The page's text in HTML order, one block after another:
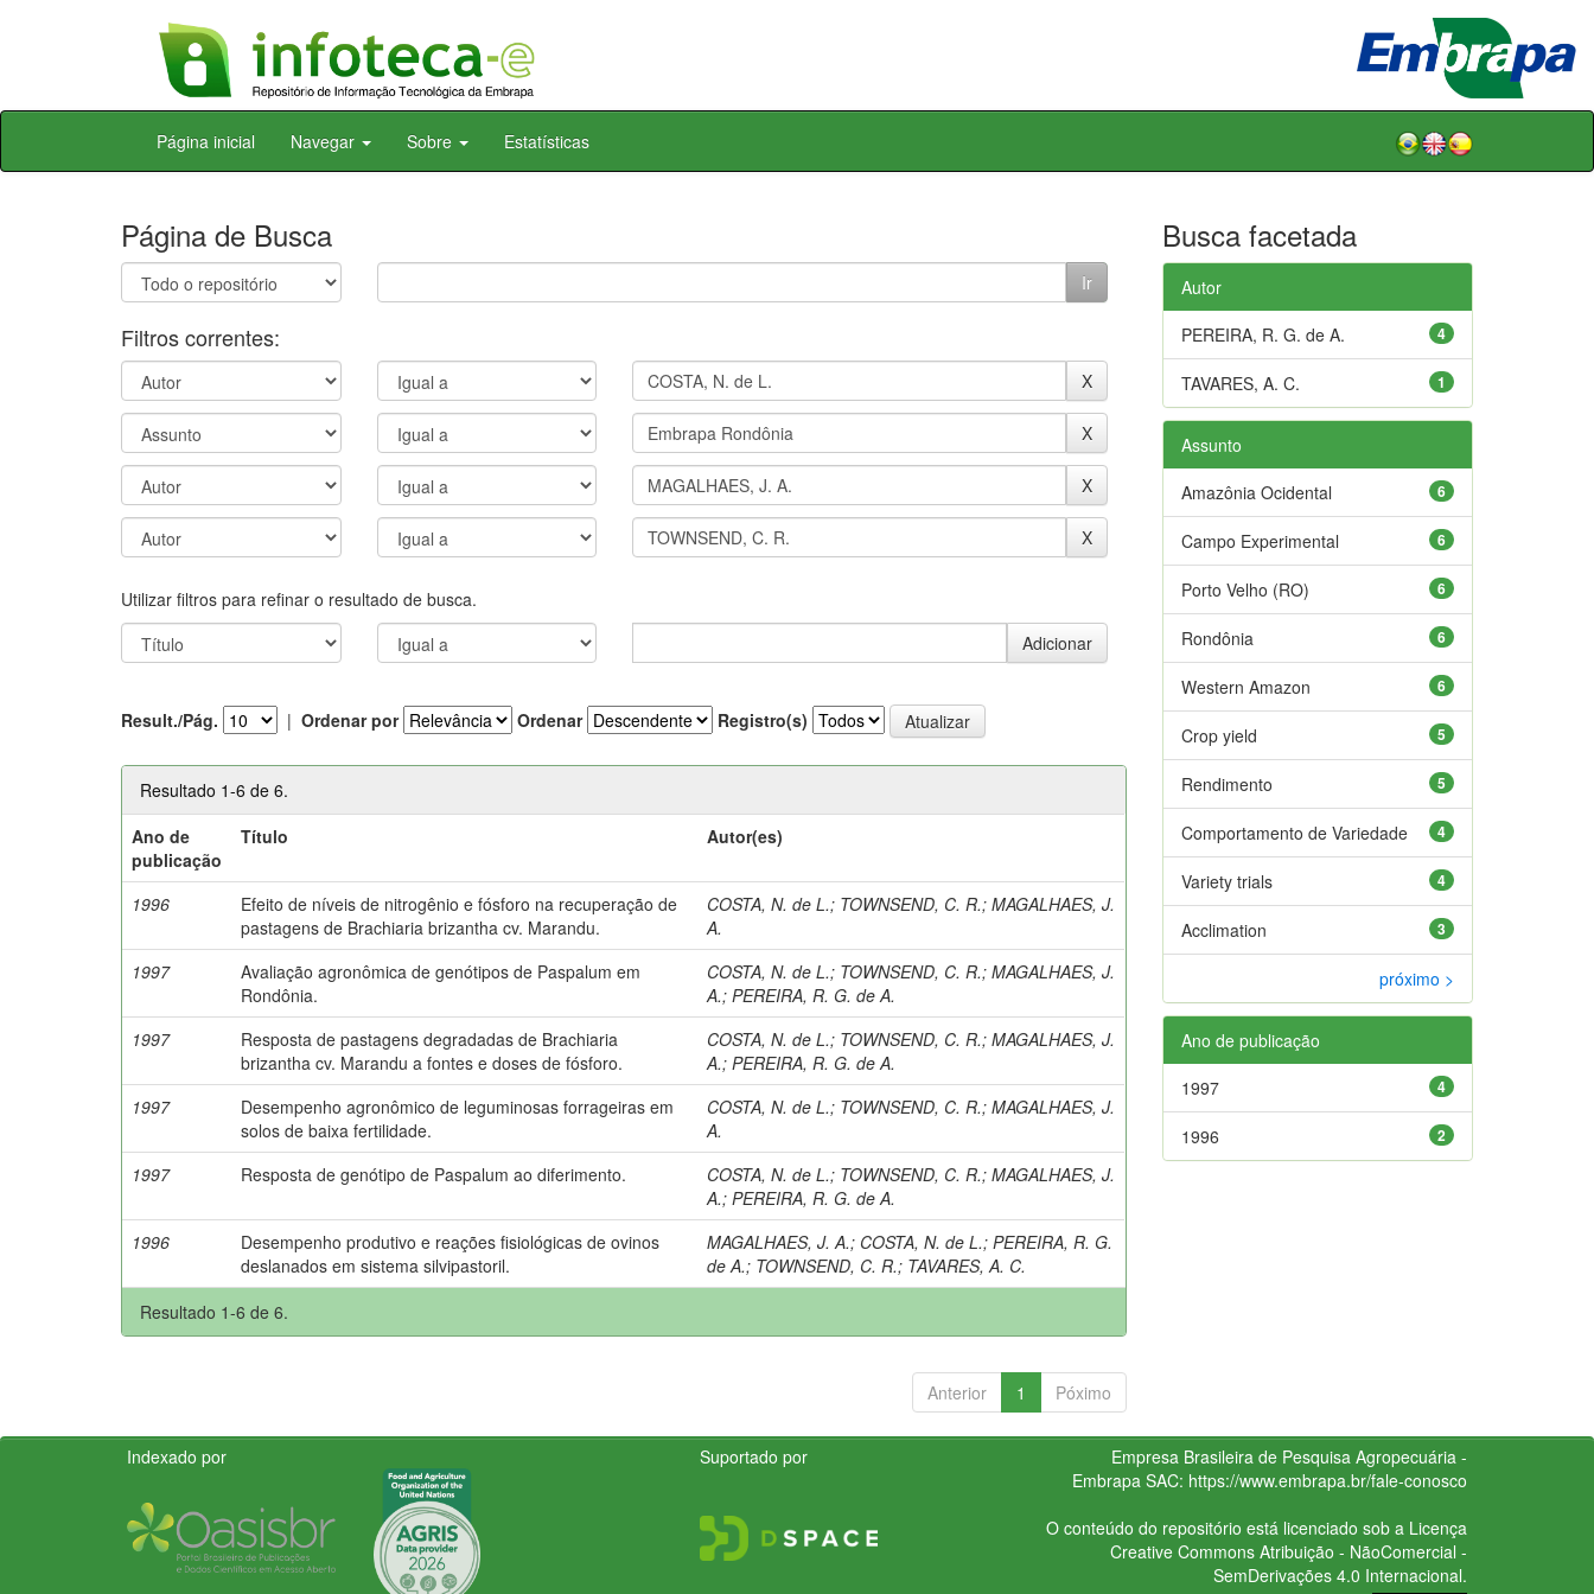
Skip
Página inicial Navegar Sobre Estatísticas
Página de Busca
Filtros correntes:
Utilizar filtros para refinar o resultado de busca.
Result./Pág. | Ordenar por Ordenar Registro(s)
Resultado 1-6 de 6.
Ano de
publicação
Título Autor(es)
1996
Efeito de níveis de nitrogênio e fósforo na recuperação de
pastagens de Brachiaria brizantha cv. Marandu.
COSTA, N. de L.; TOWNSEND, C. R.;MAGALHAES, J.
A.
1997
Avaliação agronômica de genótipos de Paspalum em
Rondônia.
COSTA, N. de L.; TOWNSEND, C. R.;MAGALHAES, J.
A.;PEREIRA, R. G. de A.
1997
Resposta de pastagens degradadas de Brachiaria
brizantha cv. Marandu a fontes e doses de fósforo.
COSTA, N. de L.; TOWNSEND, C. R.;MAGALHAES, J.
A.;PEREIRA, R. G. de A.
1997
Desempenho agronômico de leguminosas forrageiras em
solos de baixa fertilidade.
COSTA, N. de L.; TOWNSEND, C. R.;MAGALHAES, J.
A.
1997
Resposta de genótipo de Paspalum ao diferimento. COSTA, N. de L.; TOWNSEND, C. R.;MAGALHAES, J.
A.;PEREIRA, R. G. de A.
1996
Desempenho produtivo e reações fisiológicas de ovinos
deslanados em sistema silvipastoril.
MAGALHAES, J. A.; COSTA, N. de L.;PEREIRA, R. G.
de A.; TOWNSEND, C. R.; TAVARES, A. C.
Resultado 1-6 de 6.
Anterior 1 Póximo
Busca facetada
Autor
4
PEREIRA, R. G. de A.
1
TAVARES, A. C.
Assunto
6
Amazônia Ocidental
6
Campo Experimental
6
Porto Velho (RO)
6
Rondônia
6
Western Amazon
5
Crop yield
5
Rendimento
4
Comportamento de Variedade
4
Variety trials
3
Acclimation
próximo >
Ano de publicação
4
1997
2
1996
Indexado por Suportado por
Empresa Brasileira de Pesquisa Agropecuária -
Embrapa SAC: https://www.embrapa.br/fale-conosco
O conteúdo do repositório está licenciado sob a Licença
Creative CommonsAtribuição - NãoComercial -
SemDerivações 4.0 Internacional.